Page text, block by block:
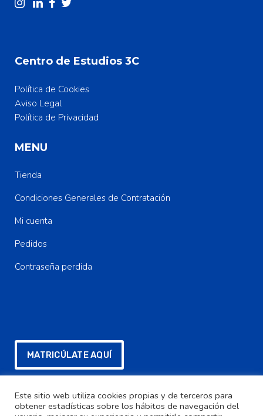
Centro de Estudios 3C
Política de Cookies
Aviso Legal
Política de Privacidad
MENU
Tienda
Condiciones Generales de Contratación
Mi cuenta
Pedidos
Contraseña perdida
MATRICÚLATE AQUÍ
FORMULARIO SEPA PARA DESCARGAR
Este sitio web utiliza cookies propias y de terceros para
obtener estadísticas sobre los hábitos de navegación del